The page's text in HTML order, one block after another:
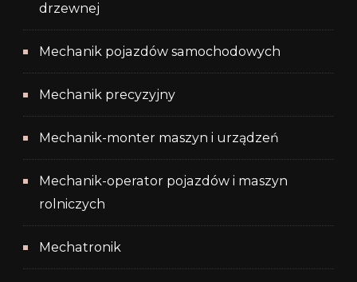
drzewnej
Mechanik pojazdów samochodowych
Mechanik precyzyjny
Mechanik-monter maszyn i urządzeń
Mechanik-operator pojazdów i maszyn
rolniczych
Mechatronik